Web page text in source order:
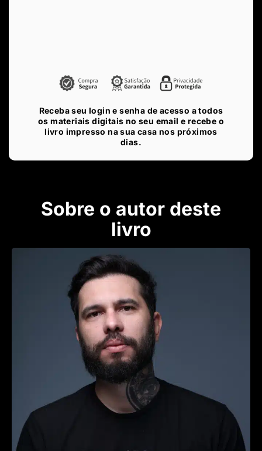
Receba seu login e senha de acesso a todos
os materiais digitais no seu email e recebe o
livro impresso na sua casa nos próximos
dias.
Sobre o autor deste
livro